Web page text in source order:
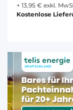
+ 13,95 € exkl.
Kostenlose